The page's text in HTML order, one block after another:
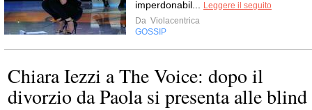
imperdonabil...
Leggere il seguito
Da Violacentrica
GOSSIP
Chiara Iezzi a The Voice: dopo il
divorzio da Paola si presenta alle blind